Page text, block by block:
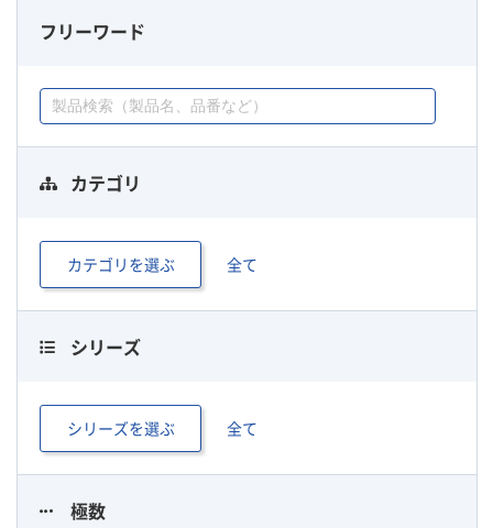
フリーワード
カテゴリ
カテゴリを選ぶ 全て
シリーズ
シリーズを選ぶ 全て
極数